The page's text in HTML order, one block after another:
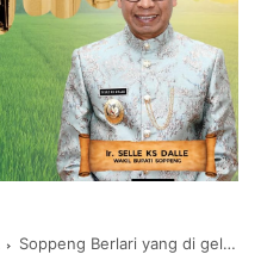
Soppeng Berlari yang di gelar Pemda kerja sama dengan KONI diikuti 3000 Pesrta